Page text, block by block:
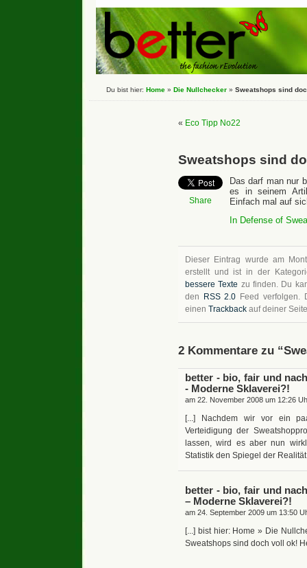
Du bist hier: Home » Die Nullchecker » Sweatshops sind
« Eco Tipp No22
Sweatshops sind
Share
Das darf man nur
es in seinem
Einfach mal auf
In Defense of
Dieser Eintrag wurde am
erstellt und ist in der
bessere Texte zu finden. Du
den
RSS 2.0 Feed verfolgen.
einen Trackback auf deiner
2 Kommentare zu
better - bio, fair und
- Moderne Sklaverei?!
am 22. November 2008 um 12:26
[...] Nachdem wir vor ein
Verteidigung der
lassen, wird es aber nun
Statistik den Spiegel der
better - bio, fair und
– Moderne Sklaverei?!
am 24. September 2009 um 13:50
[...] bist hier: Home » Die
Sweatshops sind doch voll ok!